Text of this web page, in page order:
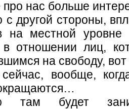
нас больше
с другой стороны,
на местной уровне
в отношении лиц,
на свободу,
вообще,
будет